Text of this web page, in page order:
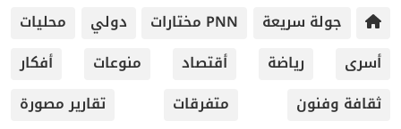
جولة سريعة PNN مختارات دولي
محليات
أسرى
رياضة أقتصاد منوعات
أفكار
ثقافة وفنون
متفرقات
تقارير مصورة